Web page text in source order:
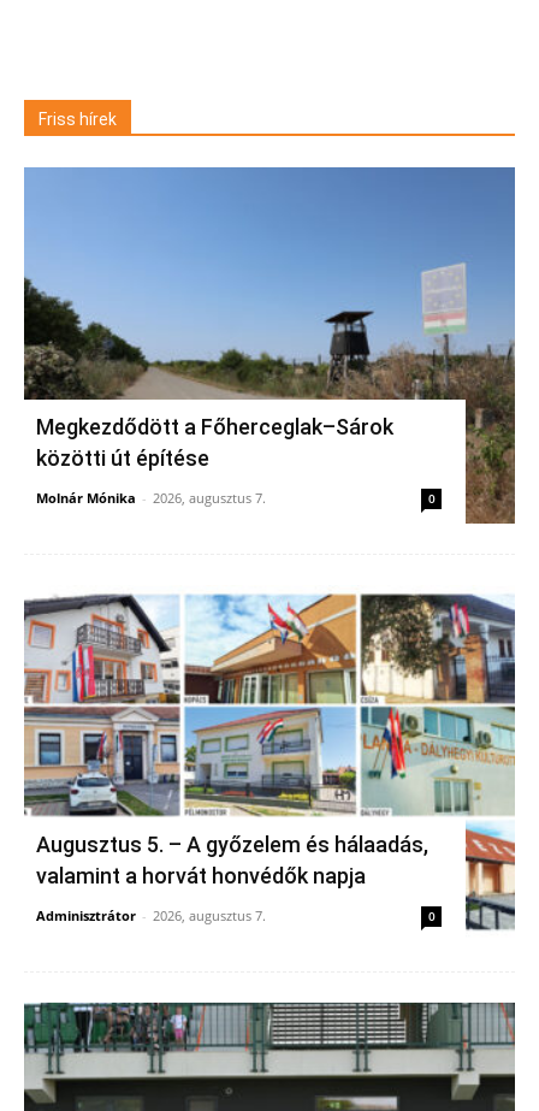
Friss hírek
Megkezdődött a Főherceglak–Sárok
közötti út építése
Molnár Mónika - 2026, augusztus 7. 0
Augusztus 5. – A győzelem és hálaadás,
valamint a horvát honvédők napja
Adminisztrátor - 2026, augusztus 7. 0